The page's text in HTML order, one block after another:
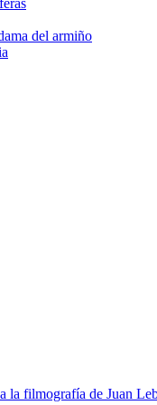
del armiño
la filmografía de Juan